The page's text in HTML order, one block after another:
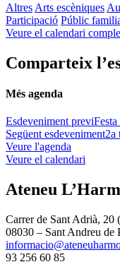
Altres Arts escèniques
Participació Públic
Veure el calendari
Comparteix
Més agenda
Esdeveniment previ
Següent esdeveniment2a
Veure l'agenda
Veure el calendari
Ateneu
Carrer de Sant Adrià, 20
08030 – Sant Andreu de
93 256 60 85